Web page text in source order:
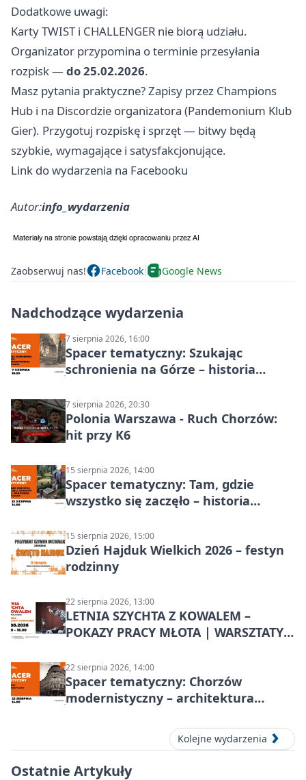
Dodatkowe uwagi:
Karty TWIST i CHALLENGER nie biorą udziału.
Organizator przypomina o terminie przesyłania
rozpisk — do 25.02.2026.
Masz pytania praktyczne? Zapisy przez Champions
Hub i na Discordzie organizatora (Pandemonium Klub
Gier). Przygotuj rozpiskę i sprzęt — bitwy będą
szybkie, wymagające i satysfakcjonujące.
Link do wydarzenia na Facebooku
Autor:info_wydarzenia
Zaobserwuj nas! Facebook Google News
Nadchodzące wydarzenia
7 sierpnia 2026, 16:00
Spacer tematyczny: Szukając
schronienia na Górze – historia
7 sierpnia 2026, 20:30
Polonia Warszawa - Ruch Chorzów:
hit przy K6
15 sierpnia 2026, 14:00
Spacer tematyczny: Tam, gdzie
wszystko się zaczęło – historia
15 sierpnia 2026, 15:00
Dzień Hajduk Wielkich 2026 – festyn
rodzinny
22 sierpnia 2026, 13:00
LETNIA SZYCHTA Z KOWALEM –
POKAZY PRACY MŁOTA | WARSZTATY
22 sierpnia 2026, 14:00
Spacer tematyczny: Chorzów
modernistyczny – architektura
Kolejne wydarzenia
Ostatnie Artykuły